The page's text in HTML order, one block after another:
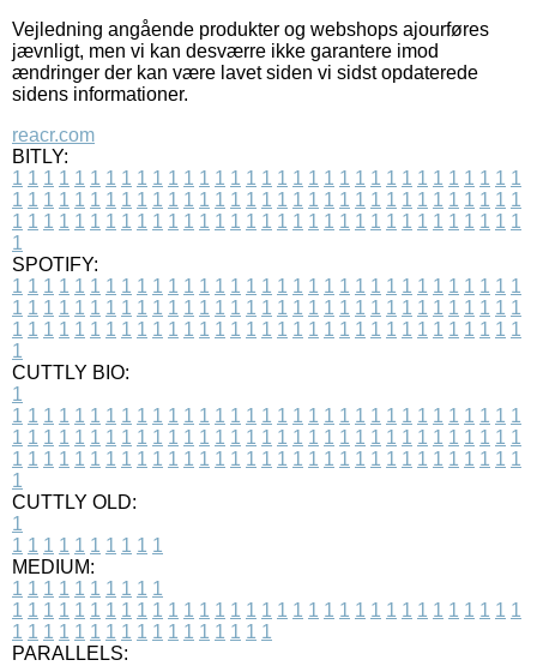
Vejledning angående produkter og webshops ajourføres
jævnligt, men vi kan desværre ikke garantere imod
ændringer der kan være lavet siden vi sidst opdaterede
sidens informationer.
reacr.com
BITLY:
1 1 1 1 1 1 1 1 1 1 1 1 1 1 1 1 1 1 1 1 1 1 1 1 1 1 1 1 1 1 1 1 1
1 1 1 1 1 1 1 1 1 1 1 1 1 1 1 1 1 1 1 1 1 1 1 1 1 1 1 1 1 1 1 1 1
1 1 1 1 1 1 1 1 1 1 1 1 1 1 1 1 1 1 1 1 1 1 1 1 1 1 1 1 1 1 1 1 1
1
SPOTIFY:
1 1 1 1 1 1 1 1 1 1 1 1 1 1 1 1 1 1 1 1 1 1 1 1 1 1 1 1 1 1 1 1 1
1 1 1 1 1 1 1 1 1 1 1 1 1 1 1 1 1 1 1 1 1 1 1 1 1 1 1 1 1 1 1 1 1
1 1 1 1 1 1 1 1 1 1 1 1 1 1 1 1 1 1 1 1 1 1 1 1 1 1 1 1 1 1 1 1 1
1
CUTTLY BIO:
1
1 1 1 1 1 1 1 1 1 1 1 1 1 1 1 1 1 1 1 1 1 1 1 1 1 1 1 1 1 1 1 1 1
1 1 1 1 1 1 1 1 1 1 1 1 1 1 1 1 1 1 1 1 1 1 1 1 1 1 1 1 1 1 1 1 1
1 1 1 1 1 1 1 1 1 1 1 1 1 1 1 1 1 1 1 1 1 1 1 1 1 1 1 1 1 1 1 1 1
1
CUTTLY OLD:
1
1 1 1 1 1 1 1 1 1 1
MEDIUM:
1 1 1 1 1 1 1 1 1 1
1 1 1 1 1 1 1 1 1 1 1 1 1 1 1 1 1 1 1 1 1 1 1 1 1 1 1 1 1 1 1 1 1
1 1 1 1 1 1 1 1 1 1 1 1 1 1 1 1 1
PARALLELS: